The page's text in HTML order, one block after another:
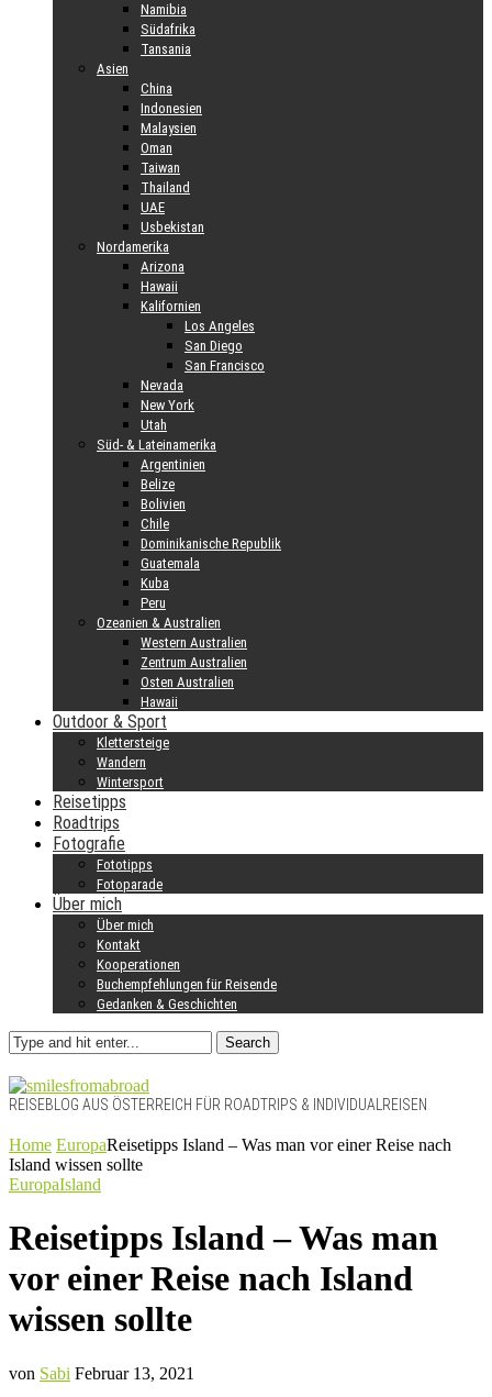
Namibia
Südafrika
Tansania
Asien
China
Indonesien
Malaysien
Oman
Taiwan
Thailand
UAE
Usbekistan
Nordamerika
Arizona
Hawaii
Kalifornien
Los Angeles
San Diego
San Francisco
Nevada
New York
Utah
Süd- & Lateinamerika
Argentinien
Belize
Bolivien
Chile
Dominikanische Republik
Guatemala
Kuba
Peru
Ozeanien & Australien
Western Australien
Zentrum Australien
Osten Australien
Hawaii
Outdoor & Sport
Klettersteige
Wandern
Wintersport
Reisetipps
Roadtrips
Fotografie
Fototipps
Fotoparade
Über mich
Über mich
Kontakt
Kooperationen
Buchempfehlungen für Reisende
Gedanken & Geschichten
Search
REISEBLOG AUS ÖSTERREICH FÜR ROADTRIPS & INDIVIDUALREISEN
Home EuropaReisetipps Island – Was man vor einer Reise nach
Island wissen sollte
EuropaIsland
Reisetipps Island – Was man
vor einer Reise nach Island
wissen sollte
von Sabi Februar 13, 2021